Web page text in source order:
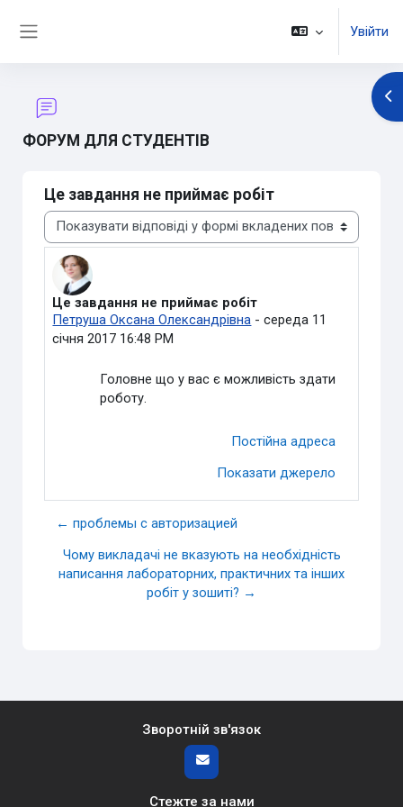
Увійти
ФОРУМ ДЛЯ СТУДЕНТІВ
Це завдання не приймає робіт
Тип показу
Це завдання не приймає робіт
Петруша Оксана Олександрівна -середа 11
січня 2017 16:48 PM
Кількість відповідей: 0
Головне що у вас є можливість здати
роботу.
Постійна адреса
Показати джерело
← проблемы с авторизацией
Чому викладачі не вказують на необхідність
написання лабораторних, практичних та інших
робіт у зошиті? →
Зворотній зв'язок
Стежте за нами